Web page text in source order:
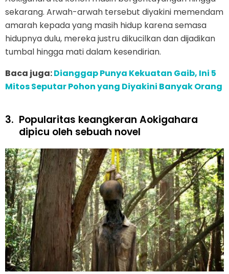
sekarang. Arwah-arwah tersebut diyakini memendam
amarah kepada yang masih hidup karena semasa
hidupnya dulu, mereka justru dikucilkan dan dijadikan
tumbal hingga mati dalam kesendirian.
Baca juga:Dianggap Punya Kekuatan Gaib, Ini 5
Mitos Seputar Pohon yang Diyakini Banyak Orang
3. Popularitas keangkeran Aokigahara
dipicu oleh sebuah novel